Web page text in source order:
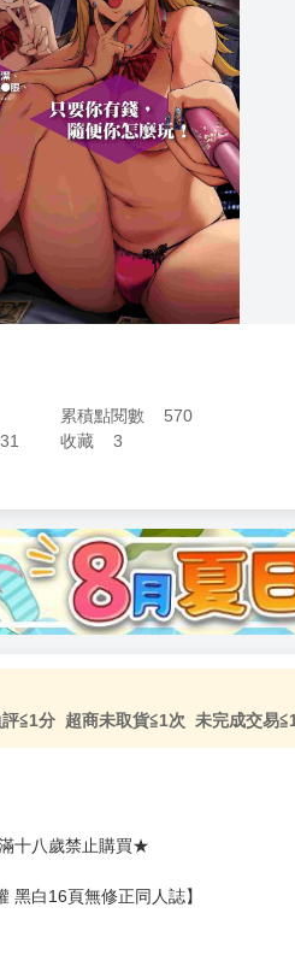
累積點閱數
570
收藏 3
≦1分 超商未取貨≦1次 未完成交易
十八歲禁止購買★
黑白16頁無修正同人誌】